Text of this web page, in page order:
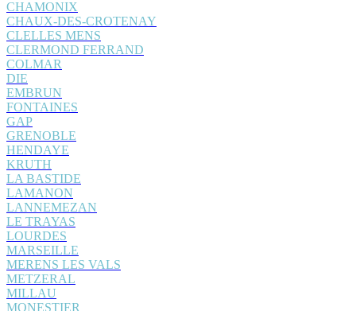
CHAMONIX
CHAUX-DES-CROTENAY
CLELLES MENS
CLERMOND FERRAND
COLMAR
DIE
EMBRUN
FONTAINES
GAP
GRENOBLE
HENDAYE
KRUTH
LA BASTIDE
LAMANON
LANNEMEZAN
LE TRAYAS
LOURDES
MARSEILLE
MERENS LES VALS
METZERAL
MILLAU
MONESTIER